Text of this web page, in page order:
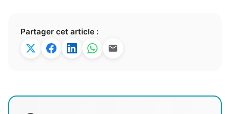
Partager cet article :